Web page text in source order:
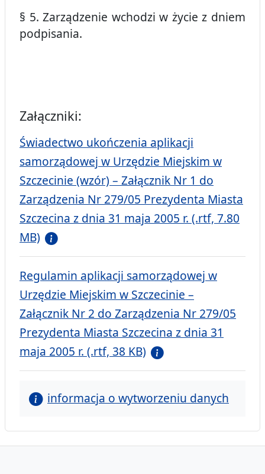
§ 5. Zarządzenie wchodzi w życie z dniem
podpisania.
Załączniki:
Świadectwo ukończenia aplikacji
samorządowej w Urzędzie Miejskim w
Szczecinie (wzór) – Załącznik Nr 1 do
Zarządzenia Nr 279/05 Prezydenta Miasta
Szczecina z dnia 31 maja 2005 r. (.rtf, 7.80
MB)
Regulamin aplikacji samorządowej w
Urzędzie Miejskim w Szczecinie –
Załącznik Nr 2 do Zarządzenia Nr 279/05
Prezydenta Miasta Szczecina z dnia 31
maja 2005 r. (.rtf, 38 KB)
informacja o wytworzeniu danych